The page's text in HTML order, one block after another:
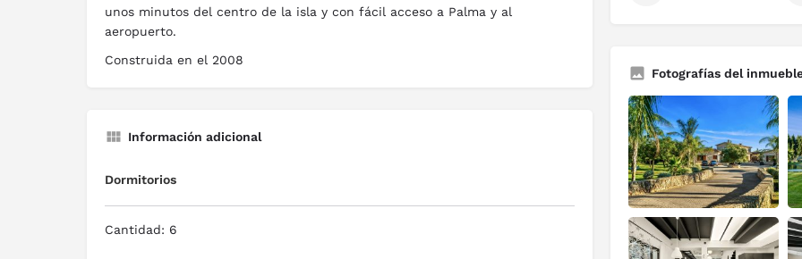
unos minutos del centro de la isla y con fácil acceso a Palma y al
aeropuerto.
Construida en el 2008
Información adicional
Dormitorios
Cantidad: 6
Fotografías del